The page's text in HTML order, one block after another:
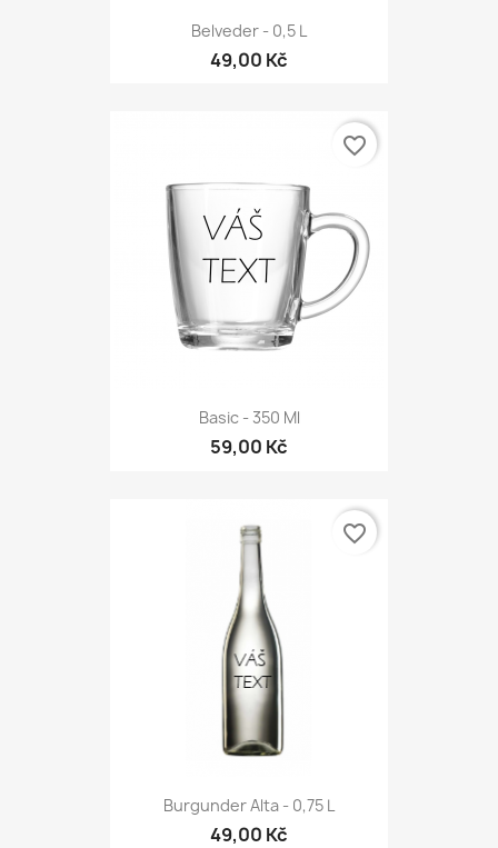
Belveder - 0,5 L
49,00 Kč
Basic - 350 Ml
59,00 Kč
favorite_border
Burgunder Alta - 0,75 L
49,00 Kč
favorite_border